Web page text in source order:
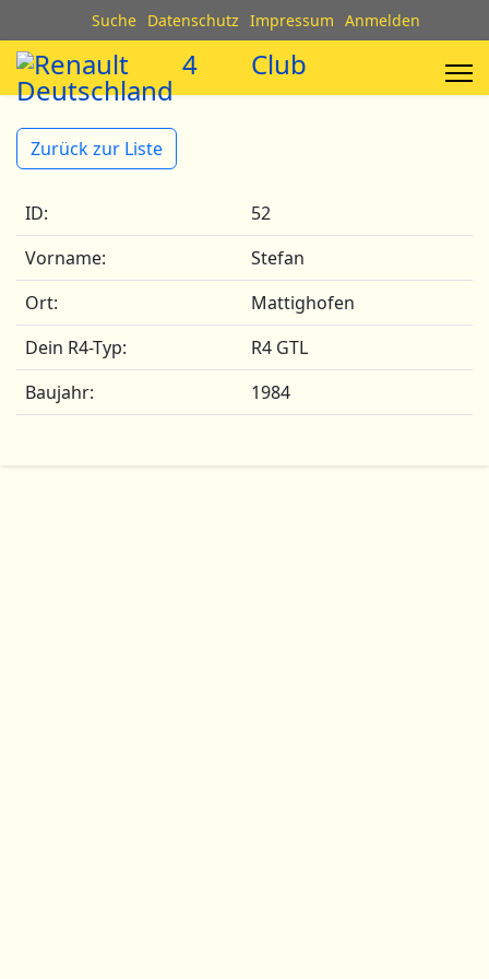
Suche Datenschutz Impressum Anmelden
Zurück zur Liste
ID:
52
Vorname:
Stefan
Ort:
Mattighofen
Dein R4-Typ:
R4 GTL
Baujahr:
1984